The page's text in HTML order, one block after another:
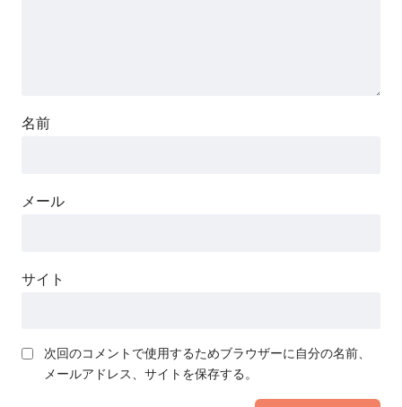
名前
メール
サイト
次回のコメントで使用するためブラウザーに自分の名前、
メールアドレス、サイトを保存する。